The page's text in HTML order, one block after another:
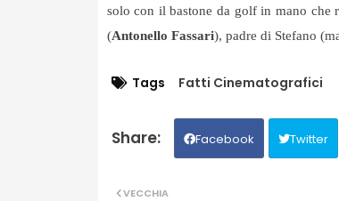
solo con il bastone da golf in mano che
(Antonello Fassari), padre di Stefano
Tags Fatti Cinematografici
Facebook Twitter
VECCHIA